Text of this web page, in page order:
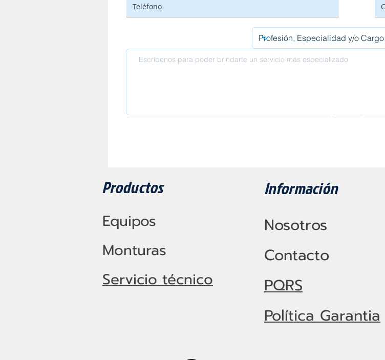
Enviar
Productos
Equipos
Monturas
Servicio técnico
Información
Nosotros
Contacto
PQRS
Política Garantia